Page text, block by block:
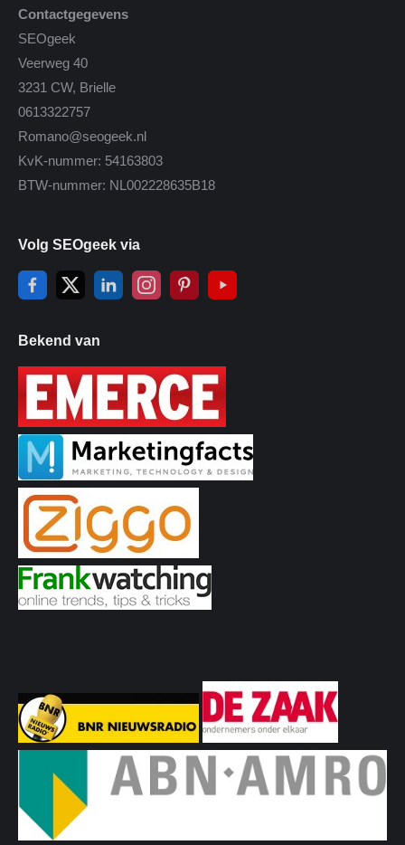
Contactgegevens
SEOgeek
Veerweg 40
3231 CW, Brielle
0613322757
Romano@seogeek.nl
KvK-nummer: 54163803
BTW-nummer: NL002228635B18
Volg SEOgeek via
Bekend van